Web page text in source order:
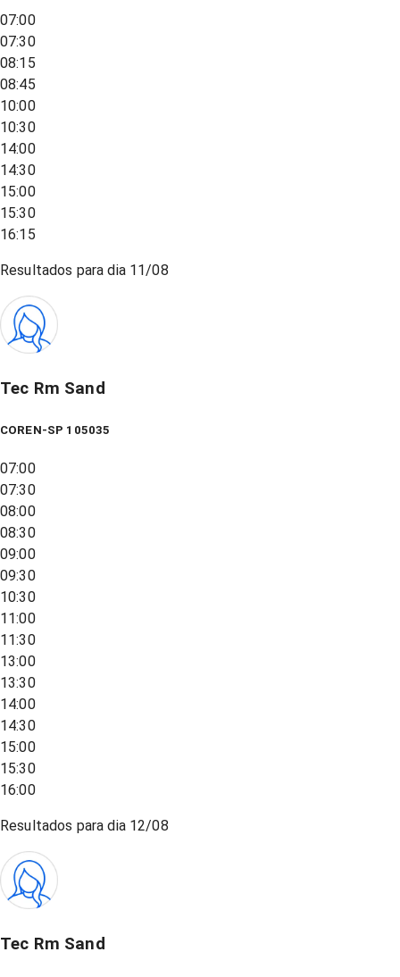
07:00
07:30
08:15
08:45
10:00
10:30
14:00
14:30
15:00
15:30
16:15
Resultados para dia 11/08
Tec Rm Sand
COREN-SP 105035
07:00
07:30
08:00
08:30
09:00
09:30
10:30
11:00
11:30
13:00
13:30
14:00
14:30
15:00
15:30
16:00
Resultados para dia 12/08
Tec Rm Sand